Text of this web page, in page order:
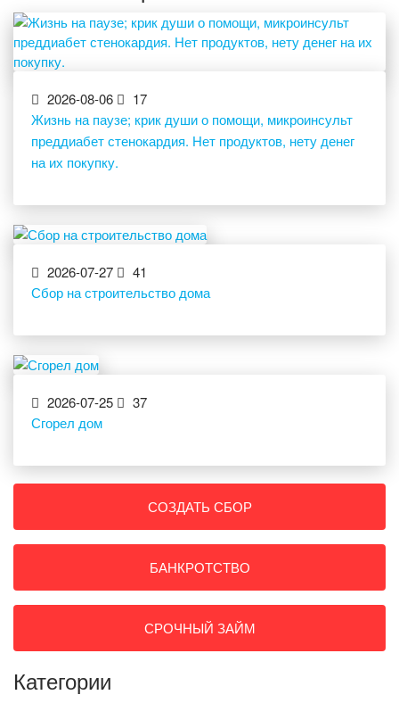
2026-08-06
17
Жизнь на паузе; крик души о помощи, микроинсульт
преддиабет стенокардия. Нет продуктов, нету денег
на их покупку.
2026-07-27
41
Сбор на строительство дома
2026-07-25
37
Сгорел дом
СОЗДАТЬ СБОР
БАНКРОТСТВО
СРОЧНЫЙ ЗАЙМ
Категории